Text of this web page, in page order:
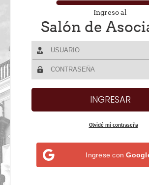
Ingreso al
Salón de
Olvidé mi contraseña
Ingrese con